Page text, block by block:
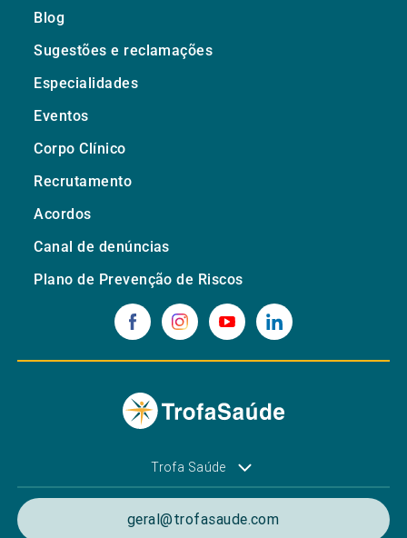
Blog
Sugestões e reclamações
Especialidades
Eventos
Corpo Clínico
Recrutamento
Acordos
Canal de denúncias
Plano de Prevenção de Riscos
Trofa Saúde
geral@trofasaude.com